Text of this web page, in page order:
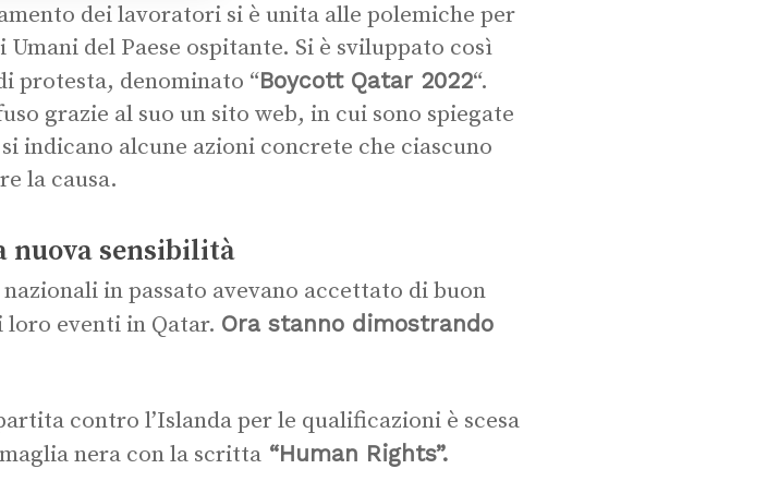
dei lavoratori si è unita alle polemiche per
del Paese ospitante. Si è sviluppato così
protesta, denominato “Boycott Qatar 2022“.
grazie al suo un sito web, in cui sono spiegate
indicano alcune azioni concrete che ciascuno
la causa.
nuova sensibilità
in passato avevano accettato di buon
loro eventi in Qatar. Ora stanno dimostrando
contro l’Islanda per le qualificazioni è scesa
nera con la scritta “Human Rights”.